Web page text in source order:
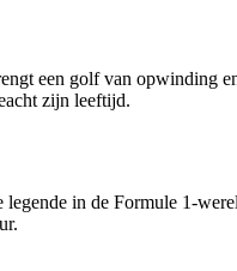
een golf van opwinding
zijn leeftijd.
in de Formule 1-